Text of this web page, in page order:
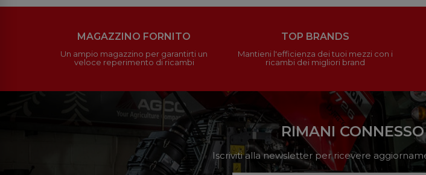
MAGAZZINO FORNITO
Un ampio magazzino per garantirti un
veloce reperimento di ricambi
TOP BRANDS
Mantieni l'efficienza dei tuoi mezzi con i
ricambi dei migliori brand
RIMANI
Iscriviti alla newsletter per ricevere